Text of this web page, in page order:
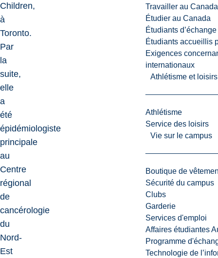
Travailler au Canada
Étudier au Canada
Étudiants
Étudiants accueillis
Exigences
internationaux
Athlétisme et
Athlétisme
Service des loisirs
Vie sur le campus
Boutique de
Sécurité du campus
Clubs
Garderie
Services d'emploi
Affaires étudiantes
Programme
Technologie de
Children,
à
Toronto.
Par
la
suite,
elle
a
été
épidémiologiste
principale
au
Centre
régional
de
cancérologie
du
Nord-
Est